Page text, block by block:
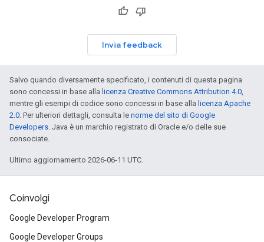
Invia feedback
Salvo quando diversamente specificato, i contenuti di questa pagina
sono concessi in base alla licenza Creative Commons Attribution 4.0
mentre gli esempi di codice sono concessi in base alla licenza Apache
2.0 . Per ulteriori dettagli, consulta le norme del sito di Google
Developers . Java è un marchio registrato di Oracle e/o delle sue
consociate.
Ultimo aggiornamento 2026-06-11 UTC.
Coinvolgi
Google Developer Program
Google Developer Groups